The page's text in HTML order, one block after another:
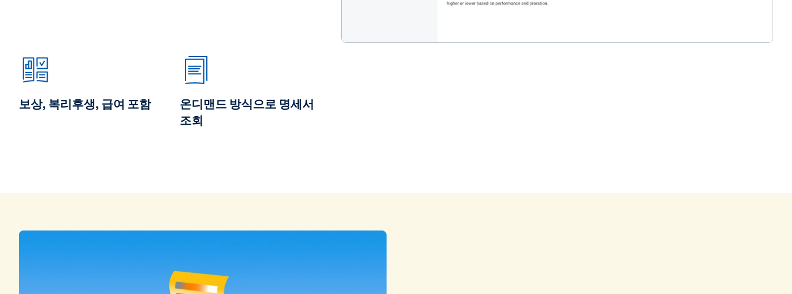
보상, 복리후생, 급여 포함
온디맨드 방식으로 명세서
조회